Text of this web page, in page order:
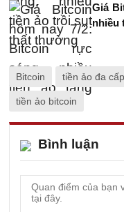
Giá
nhiều
Bitcoin tiền ảo đa
tiền ảo bitcoin
Bình luận